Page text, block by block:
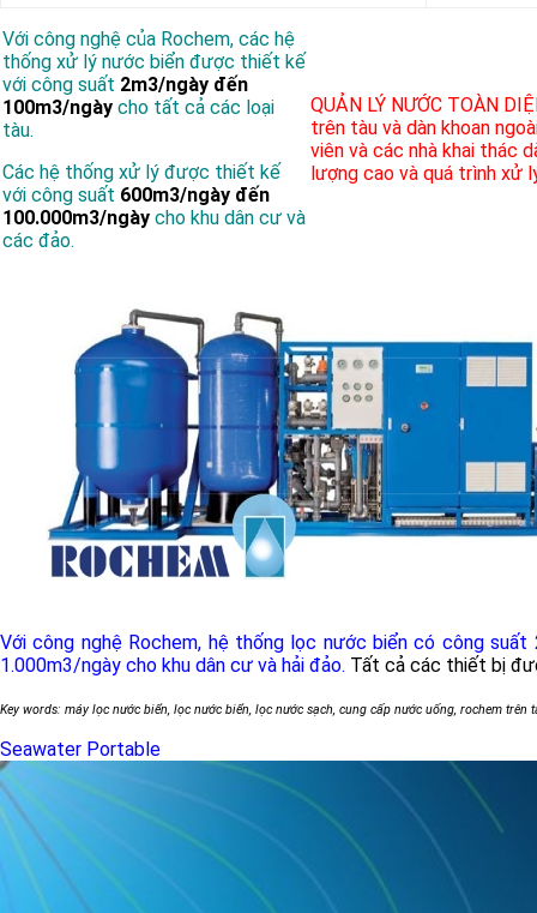
Với công nghệ của Rochem, các hệ
thống xử lý nước biển được thiết kế
với công suất 2m3/ngày đến
100m3/ngày cho tất cả các loại
tàu.
Các hệ thống xử lý được thiết kế
với công suất 600m3/ngày đến
100.000m3/ngày cho khu dân cư và
các đảo.
QUẢN LÝ NƯỚC TOÀN
trên tàu và dàn khoan
viên và các nhà khai thác
lượng cao và quá trình xử
Với công nghệ Rochem, hệ thống lọc nước biển có công
1.000m3/ngày cho khu dân cư và hải đảo. Tất cả các thiết bị
Key words: máy lọc nước biển, lọc nước biển, lọc nước sạch, cung cấp nước uống, rochem trên
Seawater Portable